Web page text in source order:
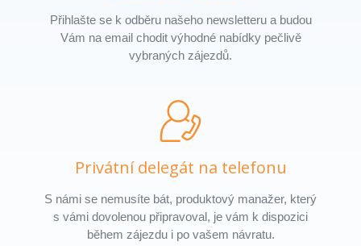
Přihlašte se k odběru našeho newsletteru a budou
Vám na email chodit výhodné nabídky pečlivě
vybraných zájezdů.
Privátní delegát na telefonu
S námi se nemusíte bát, produktový manažer, který
s vámi dovolenou připravoval, je vám k dispozici
během zájezdu i po vašem návratu.